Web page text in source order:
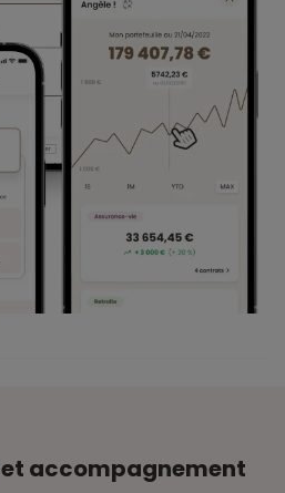
et accompagnement